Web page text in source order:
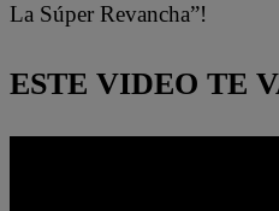
La Súper Revancha”!
ESTE VIDEO TE